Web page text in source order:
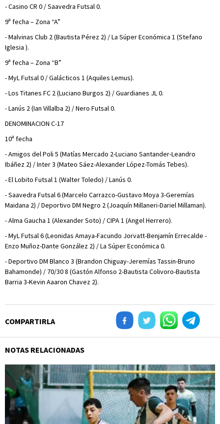
- Casino CR 0 / Saavedra Futsal 0.
9ª fecha – Zona “A”
- Malvinas Club 2 (Bautista Pérez 2) / La Súper Económica 1 (Stefano
Iglesia ).
9ª fecha – Zona “B”
- MyL Futsal 0 / Galácticos 1 (Aquiles Lemus).
- Los Titanes FC 2 (Luciano Burgos 2) / Guardianes JL 0.
- Lanús 2 (Ian Villalba 2) / Nero Futsal 0.
DENOMINACION C-17
10ª fecha
- Amigos del Poli 5 (Matías Mercado 2-Luciano Santander-Leandro
Ibáñez 2) / Inter 3 (Mateo Sáez-Alexander López-Tomás Tebes).
- El Lobito Futsal 1 (Walter Toledo) / Lanús 0.
- Saavedra Futsal 6 (Marcelo Carrazco-Gustavo Moya 3-Geremías
Maidana 2) / Deportivo DM Negro 2 (Joaquín Millaneri-Dariel Millaman).
- Alma Gaucha 1 (Alexander Soto) / CIPA 1 (Angel Herrero).
- MyL Futsal 6 (Leonidas Amaya-Facundo Jorvatt-Benjamín Errecalde -
Enzo Muñoz-Dante González 2) / La Súper Económica 0.
- Deportivo DM Blanco 3 (Brandon Chiguay-Jeremías Tassin-Bruno
Bahamonde) / 70/30 8 (Gastón Alfonso 2-Bautista Colivoro-Bautista
Barria 3-Kevin Aaaron Chavez 2).
COMPARTIRLA
NOTAS RELACIONADAS